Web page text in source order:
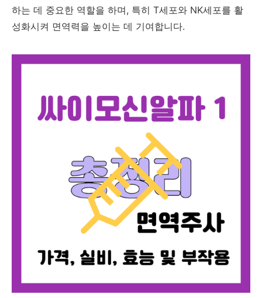
하는 데 중요한 역할을 하며, 특히 T세포와 NK세포를 활
성화시켜 면역력을 높이는 데 기여합니다.